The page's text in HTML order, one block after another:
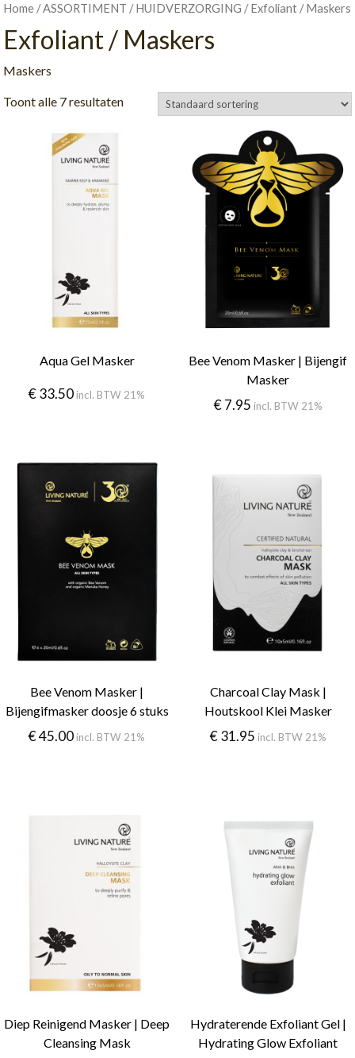
Home /ASSORTIMENT /HUIDVERZORGING / Exfoliant / Maskers
Exfoliant / Maskers
Maskers
Toont alle 7 resultaten
Aqua Gel Masker
€33.50 incl. BTW 21%
Bee Venom Masker | Bijengif
Masker
€7.95 incl. BTW 21%
Bee Venom Masker |
Bijengifmasker doosje 6 stuks
€45.00 incl. BTW 21%
Charcoal Clay Mask |
Houtskool Klei Masker
€31.95 incl. BTW 21%
Diep Reinigend Masker | Deep
Cleansing Mask
Hydraterende Exfoliant Gel |
Hydrating Glow Exfoliant